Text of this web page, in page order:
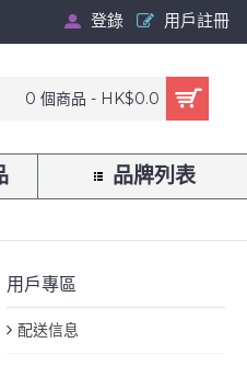
登錄 用戶註冊
0 個商品 - HK$0.0
品牌列表
用戶專區
配送信息